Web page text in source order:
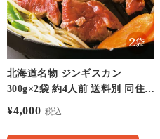
北海道名物 ジンギスカン
300g×2袋 約4人前 送料別 同住
所に2セット以上で送料無料
¥4,000 税込